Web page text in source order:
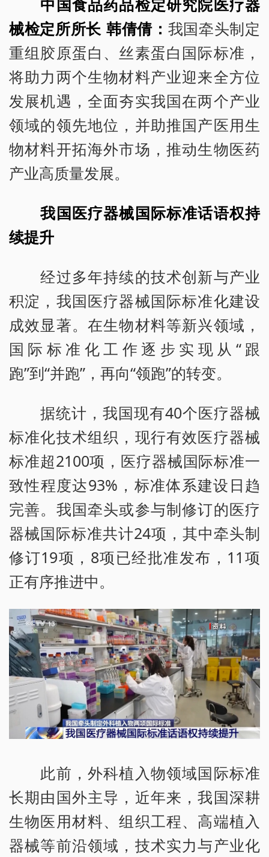
械检定所所长 韩倩倩： 我国牵头制定
重组胶原蛋白、丝素蛋白国际标准，
将助力两个生物材料产业迎来全方位
发展机遇，全面夯实我国在两个产业
领域的领先地位，并助推国产医用生
物材料开拓海外市场，推动生物医药
产业高质量发展。
我国医疗器械国际标准话语权持
续提升
经过多年持续的技术创新与产业
积淀，我国医疗器械国际标准化建设
成效显著。在生物材料等新兴领域，
国际标准化工作逐步实现从“跟
跑”到“并跑”，再向“领跑”的转变。
据统计，我国现有40个医疗器械
标准化技术组织，现行有效医疗器械
标准超2100项，医疗器械国际标准一
致性程度达93%，标准体系建设日趋
完善。我国牵头或参与制修订的医疗
器械国际标准共计24项，其中牵头制
修订19项，8项已经批准发布，11项
正有序推进中。
此前，外科植入物领域国际标准
长期由国外主导，近年来，我国深耕
生物医用材料、组织工程、高端植入
器械等前沿领域，技术实力与产业化